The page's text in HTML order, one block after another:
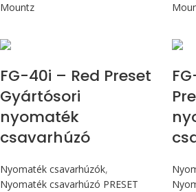
Mountz
FG-40i – Red Preset
Gyártósori
nyomaték
csavarhúzó
Nyomaték csavarhúzók,
Nyomaték csavarhúzó PRESET